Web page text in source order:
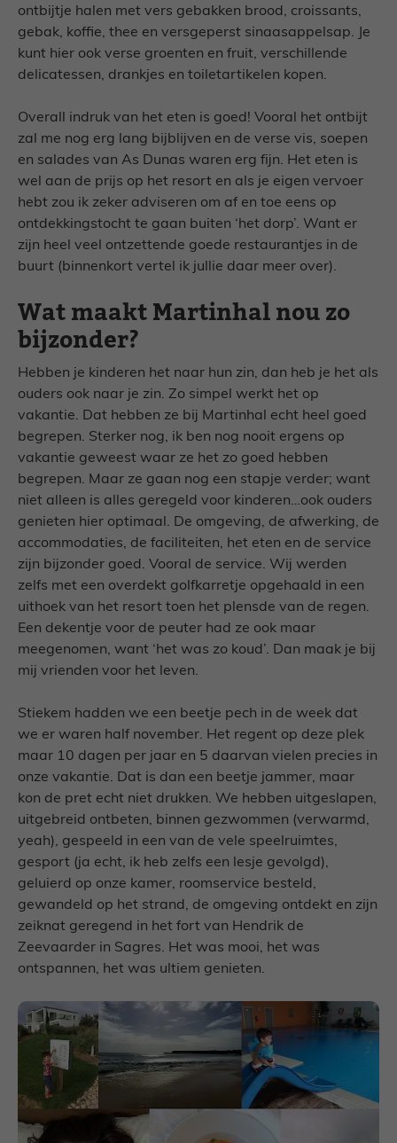
ontbijtje halen met vers gebakken brood, croissants,
gebak, koffie, thee en versgeperst sinaasappelsap. Je
kunt hier ook verse groenten en fruit, verschillende
delicatessen, drankjes en toiletartikelen kopen.
Overall indruk van het eten is goed! Vooral het ontbijt
zal me nog erg lang bijblijven en de verse vis, soepen
en salades van As Dunas waren erg fijn. Het eten is
wel aan de prijs op het resort en als je eigen vervoer
hebt zou ik zeker adviseren om af en toe eens op
ontdekkingstocht te gaan buiten ‘het dorp’. Want er
zijn heel veel ontzettende goede restaurantjes in de
buurt (binnenkort vertel ik jullie daar meer over).
Wat maakt Martinhal nou zo
bijzonder?
Hebben je kinderen het naar hun zin, dan heb je het als
ouders ook naar je zin. Zo simpel werkt het op
vakantie. Dat hebben ze bij Martinhal echt heel goed
begrepen. Sterker nog, ik ben nog nooit ergens op
vakantie geweest waar ze het zo goed hebben
begrepen. Maar ze gaan nog een stapje verder; want
niet alleen is alles geregeld voor kinderen…ook ouders
genieten hier optimaal. De omgeving, de afwerking, de
accommodaties, de faciliteiten, het eten en de service
zijn bijzonder goed. Vooral de service. Wij werden
zelfs met een overdekt golfkarretje opgehaald in een
uithoek van het resort toen het plensde van de regen.
Een dekentje voor de peuter had ze ook maar
meegenomen, want ‘het was zo koud’. Dan maak je bij
mij vrienden voor het leven.
Stiekem hadden we een beetje pech in de week dat
we er waren half november. Het regent op deze plek
maar 10 dagen per jaar en 5 daarvan vielen precies in
onze vakantie. Dat is dan een beetje jammer, maar
kon de pret echt niet drukken. We hebben uitgeslapen,
uitgebreid ontbeten, binnen gezwommen (verwarmd,
yeah), gespeeld in een van de vele speelruimtes,
gesport (ja echt, ik heb zelfs een lesje gevolgd),
geluierd op onze kamer, roomservice besteld,
gewandeld op het strand, de omgeving ontdekt en zijn
zeiknat geregend in het fort van Hendrik de
Zeevaarder in Sagres. Het was mooi, het was
ontspannen, het was ultiem genieten.